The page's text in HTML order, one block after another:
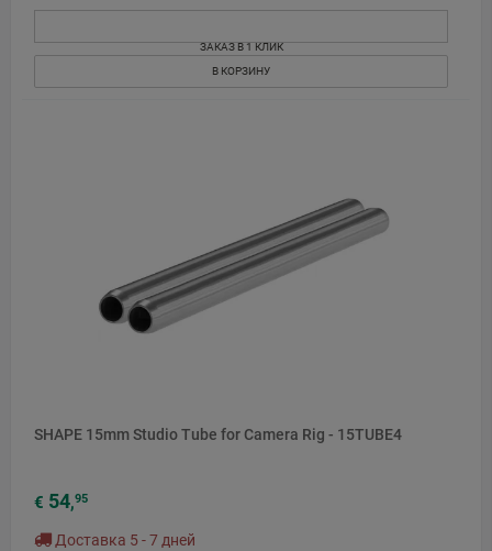
ЗАКАЗ В 1 КЛИК
В КОРЗИНУ
SHAPE 15mm Studio Tube for Camera Rig - 15TUBE4
€ 54,95
Доставка 5 - 7 дней